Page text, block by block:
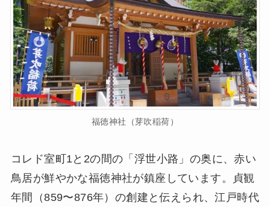
福徳神社（芽吹稲荷）
コレド室町1と2の間の「浮世小路」の奥に、赤い
鳥居が鮮やかな福徳神社が鎮座しています。貞観
年間（859〜876年）の創建と伝えられ、江戸時代